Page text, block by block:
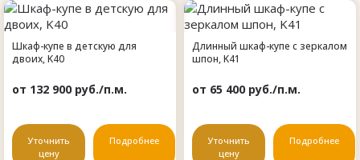
Шкаф-купе в детскую для
двоих, K40
от 132 900 руб./п.м.
Уточнить
цену
Подробнее
Длинный шкаф-купе с зеркалом
шпон, K41
от 65 400 руб./п.м.
Уточнить
цену
Подробнее